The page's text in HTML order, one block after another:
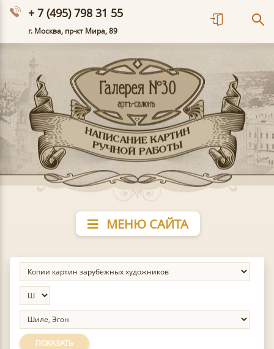
+ 7 (495) 798 31 55
г. Москва, пр-кт Мира, 89
МЕНЮ САЙТА
ПОКАЗАТЬ